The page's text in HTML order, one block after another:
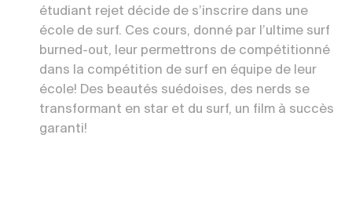
étudiant rejet décide de s’inscrire dans une
école de surf. Ces cours, donné par l’ultime surf
burned-out, leur permettrons de compétitionné
dans la compétition de surf en équipe de leur
école! Des beautés suédoises, des nerds se
transformant en star et du surf, un film à succès
garanti!